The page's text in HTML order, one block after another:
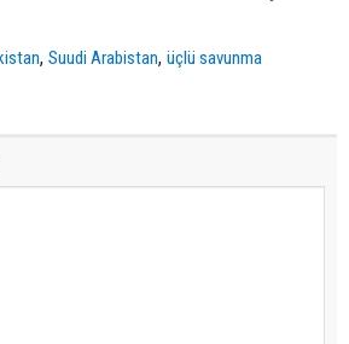
,Suudi Arabistan,üçlü savunma